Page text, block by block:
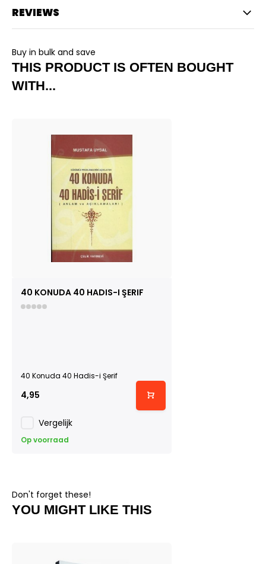
REVIEWS
Buy in bulk and save
THIS PRODUCT IS OFTEN BOUGHT
WITH...
40 KONUDA 40 HADIS-I ŞERIF
40 Konuda 40 Hadis-i Şerif
4,95
Vergelijk
Op voorraad
Don't forget these!
YOU MIGHT LIKE THIS